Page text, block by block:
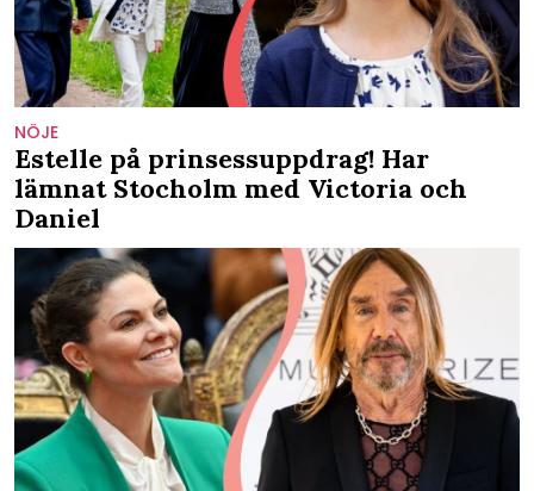
NÖJE
Estelle på prinsessuppdrag! Har
lämnat Stocholm med Victoria och
Daniel